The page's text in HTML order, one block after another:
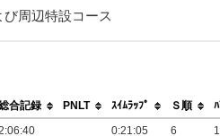
周辺特設コース
合記録 PNLT ｽｲﾑﾗｯﾌﾟ Ｓ順
0:21:05 6